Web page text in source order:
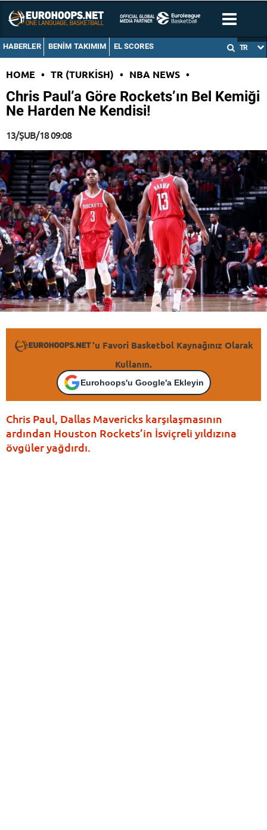
HABERLER BENIM TAKIMIM EL SCORES TR
HOME • TR (TURKISH) • NBA NEWS •
Chris Paul’a Göre Rockets’ın Bel Kemiği
Ne Harden Ne Kendisi!
13/ŞUB/18 09:08
'u Favori Basketbol Kaynağınız Olarak
Kullanın.
Eurohoops'u Google'a Ekleyin
Chris Paul, Dallas Mavericks karşılaşmasının
ardından Houston Rockets’in İsviçreli yıldızına
övgüler yağdırdı.